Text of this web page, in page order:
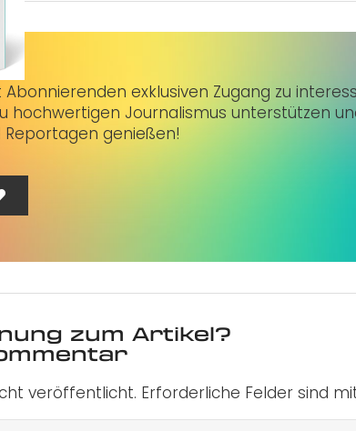
exklusiven Zugang zu
hochwertigen Journalismus unterstützen
genießen!
zum Artikel?
veröffentlicht. Erforderliche Felder sind